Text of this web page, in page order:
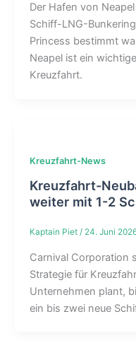
Der Hafen von
Schiff-LNG-
Princess bestimmt
Neapel ist ein
Kreuzfahrt.
Kreuzfahrt-News
Kreuzfahrt-
weiter mit 1-2
Kaptain Piet / 24. Juni
Carnival Corporation
Strategie für
Unternehmen plant,
ein bis zwei neue